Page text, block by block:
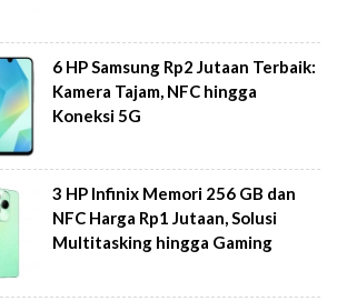
6 HP Samsung Rp2 Jutaan Terbaik:
Kamera Tajam, NFC hingga
Koneksi 5G
3 HP Infinix Memori 256 GB dan
NFC Harga Rp1 Jutaan, Solusi
Multitasking hingga Gaming